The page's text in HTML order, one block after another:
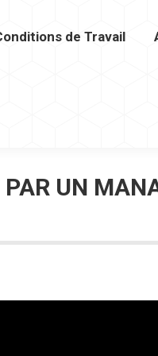
de Travail
UN
de Travail